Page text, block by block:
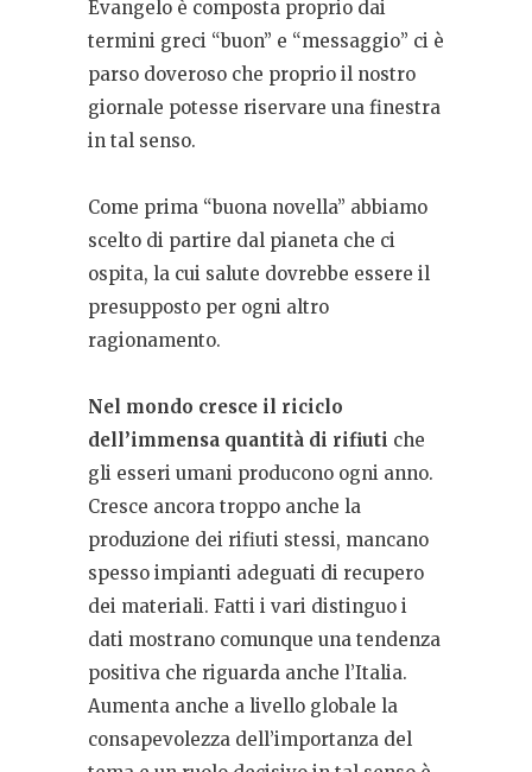
Evangelo è composta proprio dai
termini greci “buon” e “messaggio” ci è
parso doveroso che proprio il nostro
giornale potesse riservare una finestra
in tal senso.
Come prima “buona novella” abbiamo
scelto di partire dal pianeta che ci
ospita, la cui salute dovrebbe essere il
presupposto per ogni altro
ragionamento.
Nel mondo cresce il riciclo
dell’immensa quantità di rifiuti che
gli esseri umani producono ogni anno.
Cresce ancora troppo anche la
produzione dei rifiuti stessi, mancano
spesso impianti adeguati di recupero
dei materiali. Fatti i vari distinguo i
dati mostrano comunque una tendenza
positiva che riguarda anche l’Italia.
Aumenta anche a livello globale la
consapevolezza dell’importanza del